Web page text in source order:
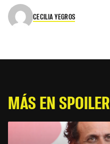
CECILIA YEGROS
MÁS EN SPOILER